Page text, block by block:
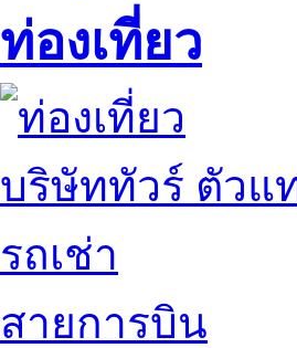
ท่องเที่ยว
บริษัททัวร์ ตัวแ
รถเช่า
สายการบิน